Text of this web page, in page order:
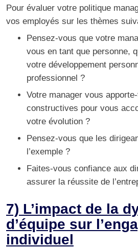
Pour évaluer votre politique
vos employés sur les thèmes
Pensez-vous que votre
vous en tant que personne,
votre développement
professionnel ?
Votre manager vous
constructives pour vous
votre évolution ?
Pensez-vous que les
l’exemple ?
Faites-vous confiance aux
assurer la réussite de
7) L’impact de la
d’équipe sur
individuel